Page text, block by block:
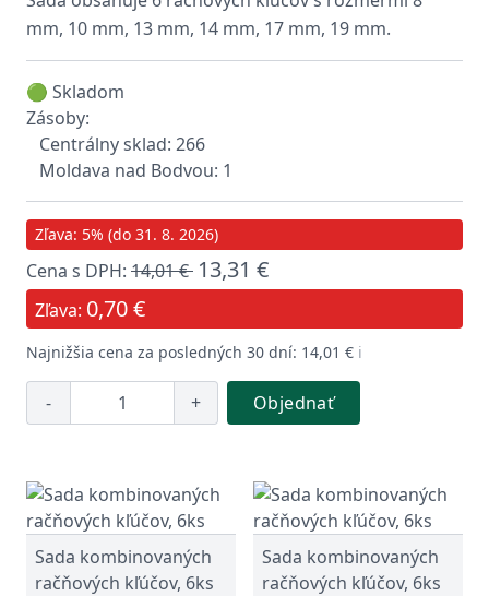
mm, 10 mm, 13 mm, 14 mm, 17 mm, 19 mm.
🟢 Skladom
Zásoby:
Centrálny sklad: 266
Moldava nad Bodvou: 1
Zľava: 5% (do 31. 8. 2026)
Cena s DPH: 14,01 € 13,31 €
Zľava: 0,70 €
Najnižšia cena za posledných 30 dní: 14,01 € ℹ️
- + Objednať
Sada kombinovaných
račňových kľúčov, 6ks
Sada kombinovaných
račňových kľúčov, 6ks